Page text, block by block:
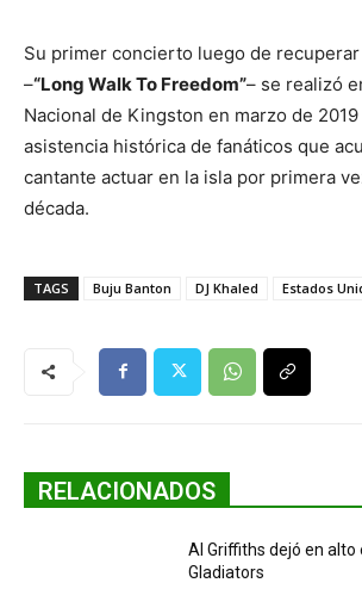
Su primer concierto luego de
–“Long Walk To Freedom”– se realizó
Nacional de Kingston en marzo de
asistencia histórica de fanáticos que
cantante actuar en la isla por primera
década.
TAGS Buju Banton DJ Khaled Estados
RELACIONADOS
Al Griffiths dejó en alto
Gladiators